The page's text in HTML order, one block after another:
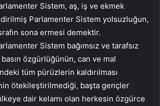
Sistem, aş, iş ve ekmek
Parlamenter Sistem yolsuzluğun,
sona ermesi demektir.
Sistem bağımsız ve tarafsız
basın özgürlüğünün, can ve mal
tüm pürüzlerin kaldırılması
ötekileştirilmediği, başta gençler
dair kelamı olan herkesin özgürce